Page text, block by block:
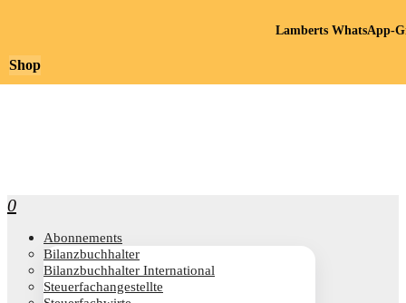
0
Abon­ne­ments
Bilanz­buch­hal­ter
Bilanz­buch­hal­ter International
Steu­er­fach­an­ge­stell­te
Shop
Lamberts WhatsApp-